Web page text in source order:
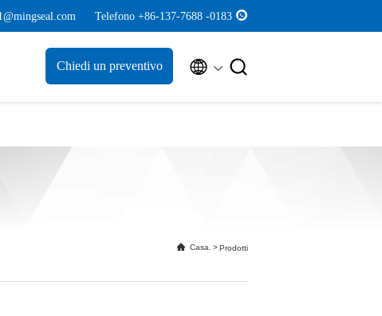
Telefono +86-137-7688 -0183
Chiedi un preventivo  
Casa. >Prodotti